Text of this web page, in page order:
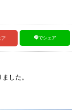
ア でシェア
した。